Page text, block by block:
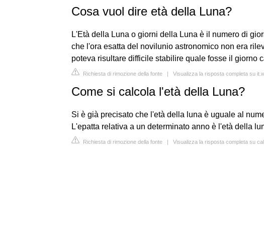
Cosa vuol dire età della Luna?
L'Età della Luna o giorni della Luna è il numero di
che l'ora esatta del novilunio astronomico non era
poteva risultare difficile stabilire quale fosse il giorno
Richiesta di rimozione della fonte | Visualizza la risposta completa su
Come si calcola l'età della Luna?
Si è già precisato che l'età della luna è uguale al
L'epatta relativa a un determinato anno è l'età della
Richiesta di rimozione della fonte | Visualizza la risposta completa su